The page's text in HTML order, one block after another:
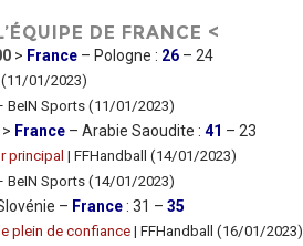
DE FRANCE <
> France – Pologne : 26 – 24
(11/01/2023)
BeIN Sports (11/01/2023)
> France – Arabie Saoudite : 41 – 23
principal | FFHandball (14/01/2023)
BeIN Sports (14/01/2023)
– France: 31 – 35
plein de confiance | FFHandball (16/01/2023)